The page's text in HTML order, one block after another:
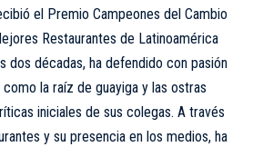
el Premio Campeones del Cambio
Restaurantes de Latinoamérica
dos décadas, ha defendido con pasión
la raíz de guayiga y las ostras
iniciales de sus colegas. A través
y su presencia en los medios, ha